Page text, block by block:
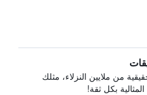
من ملايين النزلاء، مثلك
بكل ثقة!